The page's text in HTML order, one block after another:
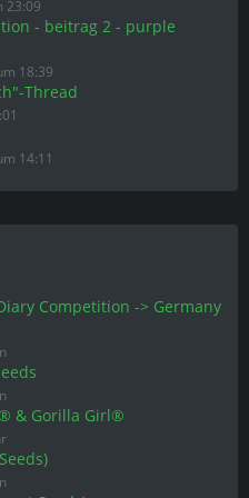
- beitrag 2 - purple
18:39
Thread
14:11
Competition -> Germany
& Gorilla Girl®